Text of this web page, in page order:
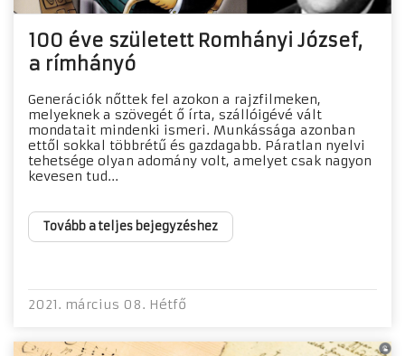
100 éve született Romhányi József,
a rímhányó
Generációk nőttek fel azokon a rajzfilmeken,
melyeknek a szövegét ő írta, szállóigévé vált
mondatait mindenki ismeri. Munkássága azonban
ettől sokkal többrétű és gazdagabb. Páratlan nyelvi
tehetsége olyan adomány volt, amelyet csak nagyon
kevesen tud...
Tovább a teljes bejegyzéshez
2021. március 08. Hétfő